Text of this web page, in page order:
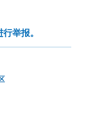
举报。